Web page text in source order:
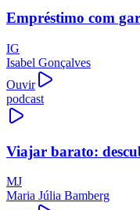
Empréstimo com
IG
Isabel Gonçalves
Ouvir
podcast
Viajar barato:
MJ
Maria Júlia Bamberg